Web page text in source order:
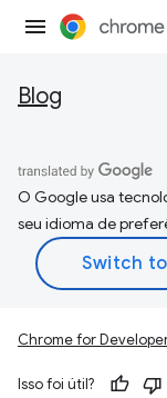
Blog
O Google usa
seu idioma de
Chrome for
Isso foi útil?